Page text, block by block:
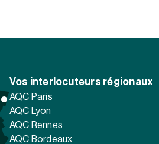
Vos interlocuteurs régionaux
AQC Paris
AQC Lyon
AQC Rennes
AQC Bordeaux